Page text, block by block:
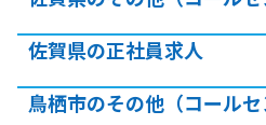
佐賀県の正社員求人
鳥栖市のその他（コール